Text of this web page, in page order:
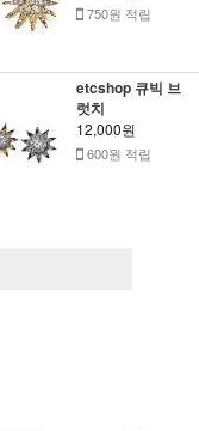
750원 적립
etcshop 큐빅 브
럿치
12,000원
600원 적립